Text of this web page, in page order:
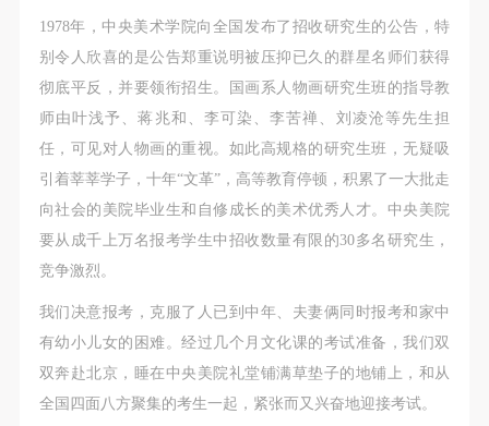
1978年，中央美术学院向全国发布了招收研究生的公告，特
别令人欣喜的是公告郑重说明被压抑已久的群星名师们获得
彻底平反，并要领衔招生。国画系人物画研究生班的指导教
师由叶浅予、蒋兆和、李可染、李苦禅、刘凌沧等先生担
任，可见对人物画的重视。如此高规格的研究生班，无疑吸
引着莘莘学子，十年“文革”，高等教育停顿，积累了一大批走
向社会的美院毕业生和自修成长的美术优秀人才。中央美院
要从成千上万名报考学生中招收数量有限的30多名研究生，
竞争激烈。
我们决意报考，克服了人已到中年、夫妻俩同时报考和家中
有幼小儿女的困难。经过几个月文化课的考试准备，我们双
双奔赴北京，睡在中央美院礼堂铺满草垫子的地铺上，和从
全国四面八方聚集的考生一起，紧张而又兴奋地迎接考试。
第六条
参与活动者在参与活动时应当在美术馆工作人员及活
动导师、教师指导下进行，并正确的使用活动中所涉
及到的绘画工具、创作材料及配套设备、设施，若参
与者因个人原因在使用相应绘画工具、创作材料及配
套设备、设施造成个人受伤、伤害他人及造成相应工
具、材料、设备或设施的故障或损坏。参与活动者应
当承当相应的全部责任，并主动赔偿相应的经济损
失。活动中任何非事故当事人及美术馆将不承担人身
中央美术学院美术馆肖像权许可使用协议
根据《中华人民共和国广告法》、《中华人民共和国
民法通则》以及 最高人民法院关于贯彻执行 《中华
人民共和国民法通则》若干问题的意见（试行）>的
第六条
参与活动者在参与活动时应当在美术馆工作人员及活
动导师、教师指导下进行，并正确的使用活动中所涉
及到的绘画工具、创作材料及配套设备、设施，若参
与者因个人原因在使用相应绘画工具、创作材料及配
套设备、设施造成个人受伤、伤害他人及造成相应工
具、材料、设备或设施的故障或损坏。参与活动者应
当承当相应的全部责任，并主动赔偿相应的经济损
失。活动中任何非事故当事人及美术馆将不承担人身
中央美术学院美术馆肖像权许可使用协议
根据《中华人民共和国广告法》、《中华人民共和国
民法通则》以及 最高人民法院关于贯彻执行 《中华
人民共和国民法通则》若干问题的意见（试行）>的
第六条
参与活动者在参与活动时应当在美术馆工作人员及活
动导师、教师指导下进行，并正确的使用活动中所涉
及到的绘画工具、创作材料及配套设备、设施，若参
与者因个人原因在使用相应绘画工具、创作材料及配
套设备、设施造成个人受伤、伤害他人及造成相应工
具、材料、设备或设施的故障或损坏。参与活动者应
当承当相应的全部责任，并主动赔偿相应的经济损
失。活动中任何非事故当事人及美术馆将不承担人身
中央美术学院美术馆肖像权许可使用协议
根据《中华人民共和国广告法》、《中华人民共和国
民法通则》以及 最高人民法院关于贯彻执行 《中华
人民共和国民法通则》若干问题的意见（试行）>的